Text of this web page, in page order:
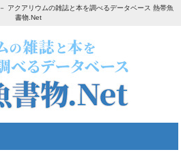
アクアリウムの雑誌と本を調べるデータベース 熱帯魚
書物.Net